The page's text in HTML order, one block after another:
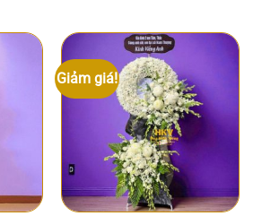
Giảm giá!